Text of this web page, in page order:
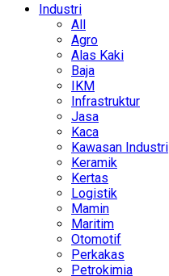
Industri
All
Agro
Alas Kaki
Baja
IKM
Infrastruktur
Jasa
Kaca
Kawasan Industri
Keramik
Kertas
Logistik
Mamin
Maritim
Otomotif
Perkakas
Petrokimia